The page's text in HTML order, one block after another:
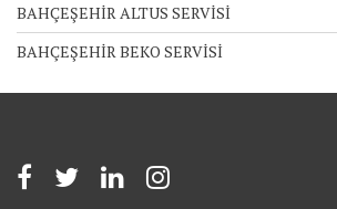
BAHÇEŞEHİR ALTUS SERVİSİ
BAHÇEŞEHİR BEKO SERVİSİ